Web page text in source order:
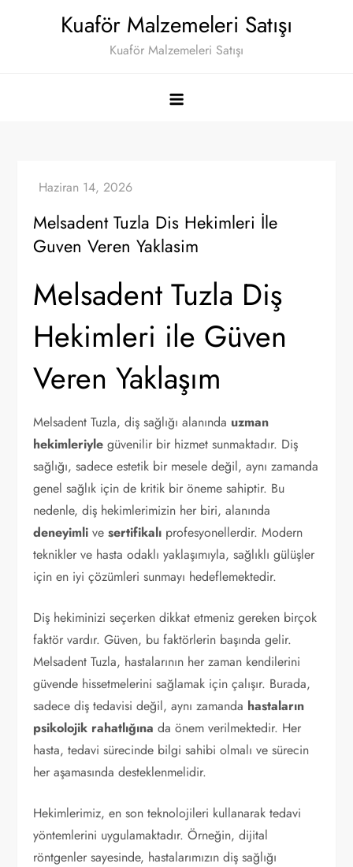
Kuaför Malzemeleri Satışı
Kuaför Malzemeleri Satışı
Melsadent Tuzla Dis Hekimleri İle
Guven Veren Yaklasim
Melsadent Tuzla Diş
Hekimleri ile Güven
Veren Yaklaşım
Melsadent Tuzla, diş sağlığı alanında uzman
hekimleriyle güvenilir bir hizmet sunmaktadır. Diş
sağlığı, sadece estetik bir mesele değil, aynı zamanda
genel sağlık için de kritik bir öneme sahiptir. Bu
nedenle, diş hekimlerimizin her biri, alanında
deneyimli vesertifikalı profesyonellerdir. Modern
teknikler ve hasta odaklı yaklaşımıyla, sağlıklı gülüşler
için en iyi çözümleri sunmayı hedeflemektedir.
Diş hekiminizi seçerken dikkat etmeniz gereken birçok
faktör vardır. Güven, bu faktörlerin başında gelir.
Melsadent Tuzla, hastalarının her zaman kendilerini
güvende hissetmelerini sağlamak için çalışır. Burada,
sadece diş tedavisi değil, aynı zamanda hastaların
psikolojik rahatlığına da önem verilmektedir. Her
hasta, tedavi sürecinde bilgi sahibi olmalı ve sürecin
her aşamasında desteklenmelidir.
Hekimlerimiz, en son teknolojileri kullanarak tedavi
yöntemlerini uygulamaktadır. Örneğin, dijital
röntgenler sayesinde, hastalarımızın diş sağlığı